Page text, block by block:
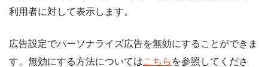
利用者に対して表示します。
広告設定でパーソナライズ広告を無効にすることができま
す。無効にする方法についてはこちら を参照してくださ